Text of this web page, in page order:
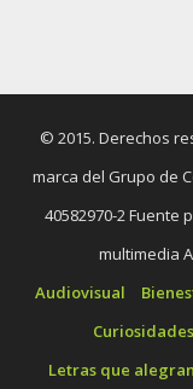
© 2015. Derechos
marca del Grupo de
40582970-2 Fuente
multimedia
Audiovisual
Curiosidades
Letras que alegran